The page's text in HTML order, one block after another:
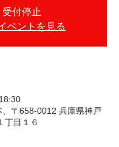
受付停止
ベントを見る
〒658-0012 兵庫県神戸
丁目１６